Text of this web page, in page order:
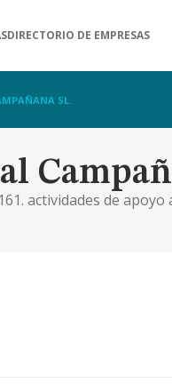
DIRECTORIO DE EMPRESAS
SL.
actividades de
silvicultura y